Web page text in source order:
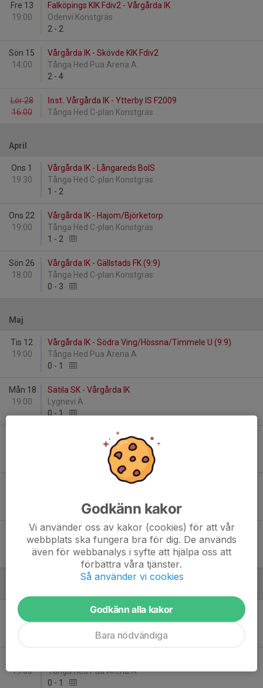
Fre 13
19:00
Falköpings KIK Fdiv2 - Vårgårda IK
Odenvi Konstgräs
2 - 2
Sön 15
14:00
Vårgårda IK - Skövde KIK Fdiv2
Tånga Hed Pua Arena A
2 - 4
Lör 28
16:00
Inst. Vårgårda IK - Ytterby IS F2009
Tånga Hed C-plan Konstgräs
April
Ons 1
19:30
Vårgårda IK - Långareds BoIS
Tånga Hed C-plan Konstgräs
1 - 2
Ons 22
19:00
Vårgårda IK - Hajom/Björketorp
Tånga Hed C-plan Konstgräs
1 - 2
Sön 26
18:00
Vårgårda IK - Gällstads FK (9:9)
Tånga Hed C-plan Konstgräs
0 - 3
Maj
Tis 12
19:00
Vårgårda IK - Södra Ving/Hössna/Timmele U (9:9)
Tånga Hed Pua Arena A
0 - 1
Mån 18
19:00
Sätila SK - Vårgårda IK
Lygnevi A
0-1
Vårgårda IK - Svenljunga IK U (9:9)
Tånga Hed Pua Arena A
Annelunds IF U (9:9) - Vårgårda IK
Tor 28
19:00
Hyssna IF U - Vårgårda IK
Ekäng A
3
2
Sön 7
18:00
Vårgårda IK - Mariedals IK
Tånga Hed Pua Arena A
19:00
Tånga Hed Pua Arena A
0 - 1
Godkänn kakor
Vi använder oss av kakor (cookies) för att vår
webbplats ska fungera bra för dig. De används
även för webbanalys i syfte att hjälpa oss att
förbättra våra tjänster.
Så använder vi cookies
Godkänn alla kakor
Bara nödvändiga